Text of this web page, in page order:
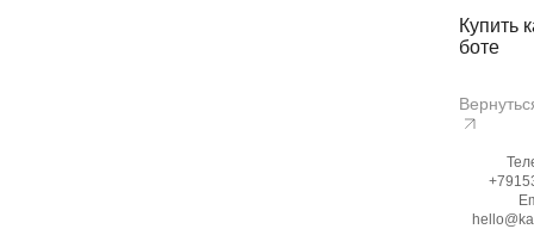
Купить
боте